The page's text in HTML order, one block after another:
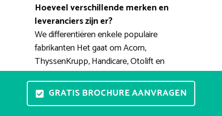
Hoeveel verschillende merken en
leveranciers zijn er?
We differentiëren enkele populaire
fabrikanten Het gaat om Acorn,
ThyssenKrupp, Handicare, Otolift en
Stannah. Verder zijn er nog wat minder
bekende merken als Strobbe, Platinum,
Triwa, Minivator, Heymer. Gerenommeerde
GRATIS BROCHURE AANVRAGEN